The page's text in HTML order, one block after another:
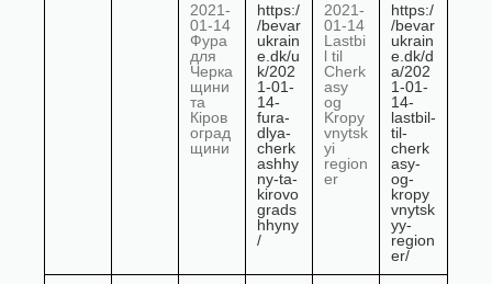
2021-
01-14
Фура
для
Черка
щини
та
Кіров
оград
щини
https:/
/bevar
ukrain
e.dk/u
k/202
1-01-
14-
fura-
dlya-
cherk
ashhy
ny-ta-
kirovo
grads
hhyny
/
2021-
01-14
Lastbi
l til
Cherk
asy
og
Kropy
vnytsk
yi
region
er
https:/
/bevar
ukrain
e.dk/d
a/202
1-01-
14-
lastbil-
til-
cherk
asy-
og-
kropy
vnytsk
yy-
region
er/